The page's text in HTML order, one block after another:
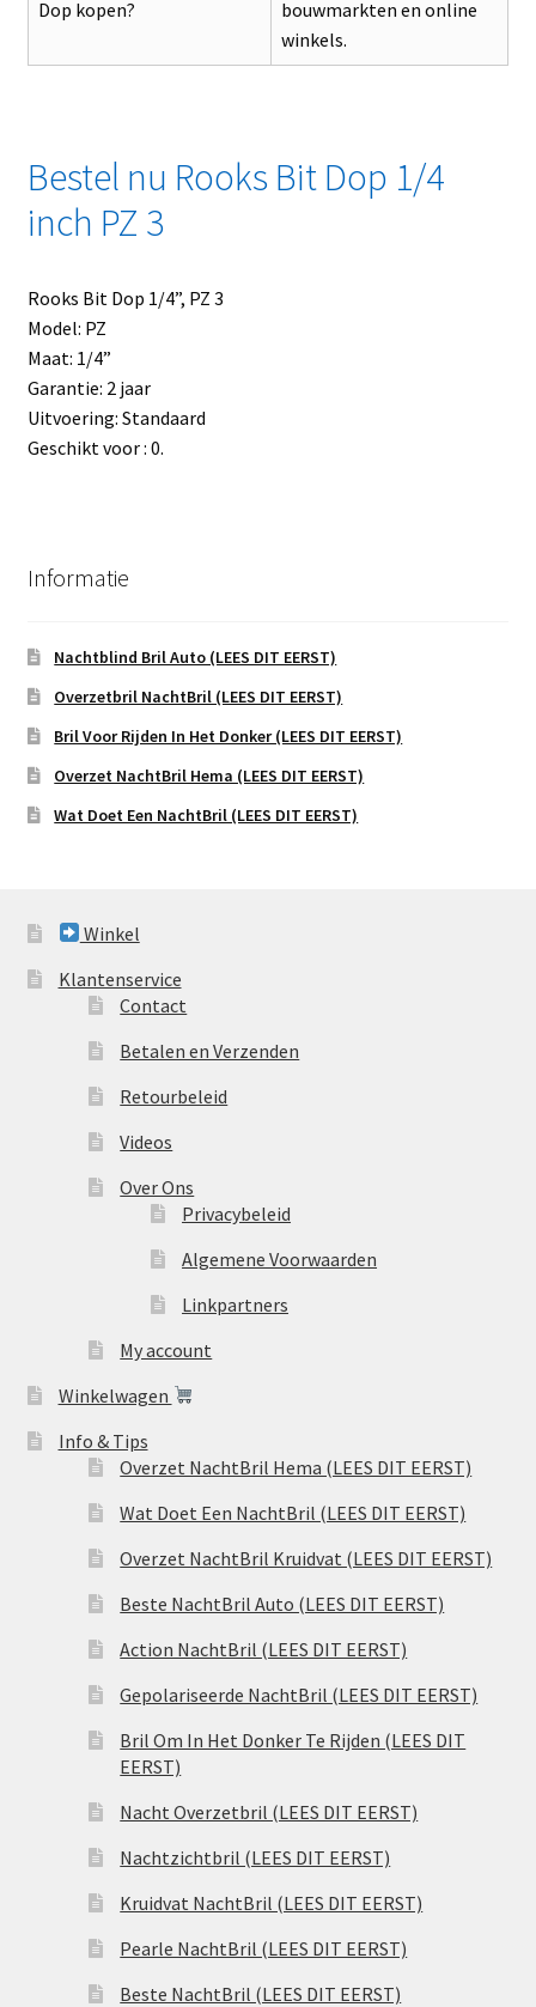
Dop kopen?
bouwmarkten en online
winkels.
Bestel nu Rooks Bit Dop 1/4
inch PZ 3
Rooks Bit Dop 1/4”, PZ 3
Model: PZ
Maat: 1/4”
Garantie: 2 jaar
Uitvoering: Standaard
Geschikt voor : 0.
Informatie
Nachtblind Bril Auto (LEES DIT EERST)
Overzetbril NachtBril (LEES DIT EERST)
Bril Voor Rijden In Het Donker (LEES DIT EERST)
Overzet NachtBril Hema (LEES DIT EERST)
Wat Doet Een NachtBril (LEES DIT EERST)
Winkel
Klantenservice
Contact
Betalen en Verzenden
Retourbeleid
Videos
Over Ons
Privacybeleid
Algemene Voorwaarden
Linkpartners
My account
Winkelwagen
Info & Tips
Overzet NachtBril Hema (LEES DIT EERST)
Wat Doet Een NachtBril (LEES DIT EERST)
Overzet NachtBril Kruidvat (LEES DIT EERST)
Beste NachtBril Auto (LEES DIT EERST)
Action NachtBril (LEES DIT EERST)
Gepolariseerde NachtBril (LEES DIT EERST)
Bril Om In Het Donker Te Rijden (LEES DIT
EERST)
Nacht Overzetbril (LEES DIT EERST)
Nachtzichtbril (LEES DIT EERST)
Kruidvat NachtBril (LEES DIT EERST)
Pearle NachtBril (LEES DIT EERST)
Beste NachtBril (LEES DIT EERST)